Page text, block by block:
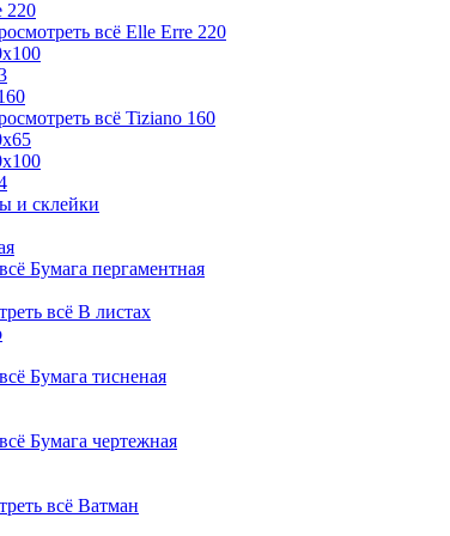
220
всё Elle Erre 220
всё Tiziano 160
и склейки
Бумага пергаментная
всё В листах
Бумага тисненая
Бумага чертежная
всё Ватман